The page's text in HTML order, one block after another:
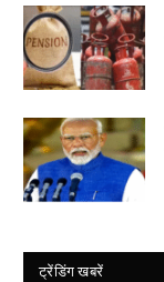
ट्रेंडिंग खबरें